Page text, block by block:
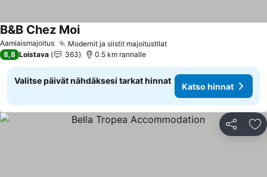
Aamiaismajoitus Modernit ja siistit majoitustilat
B&B Chez Moi
8,8 Loistava 363 0.5 km rannalle
Valitse päivät nähdäksesi tarkat hinnat
Katso hinnat
Jaa